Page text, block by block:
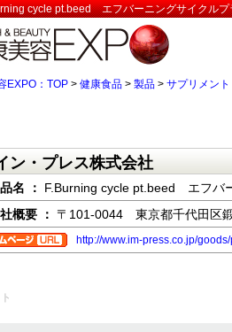
cycle pt.beed エフバーニングサイクル
EXPO：TOP > 健康食品 > 製品 > サプリメント
ン・プレス株式会社
名 ： F.Burning cycle pt.beed エフバ
概要 ： 〒101-0044 東京都千代田区
http://www.im-press.co.jp/